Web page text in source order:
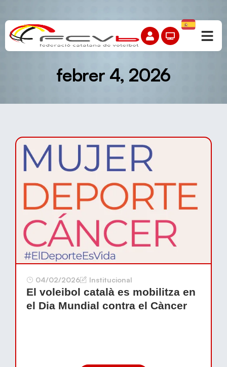
febrer 4, 2026
04/02/2026 Institucional
El voleibol català es mobilitza en
el Dia Mundial contra el Càncer